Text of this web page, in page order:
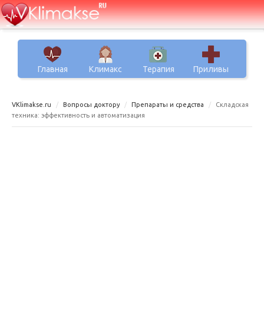
Главная Климакс Терапия Приливы
VKlimakse.ru Вопросы доктору Препараты и средства
Складская
техника: эффективность и автоматизация